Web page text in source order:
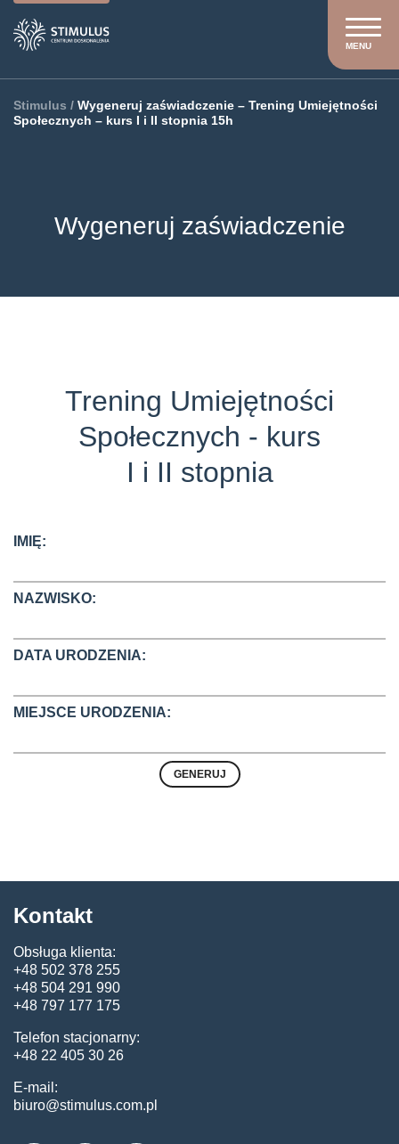
MENU
Stimulus / Wygeneruj zaświadczenie – Trening Umiejętności
Społecznych – kurs I i II stopnia 15h
Wygeneruj zaświadczenie
Trening Umiejętności
Społecznych - kurs
I i II stopnia
IMIĘ:
NAZWISKO:
DATA URODZENIA:
MIEJSCE URODZENIA:
Kontakt
Obsługa klienta:
+48 502 378 255
+48 504 291 990
+48 797 177 175
Telefon stacjonarny:
+48 22 405 30 26
E-mail:
biuro@stimulus.com.pl